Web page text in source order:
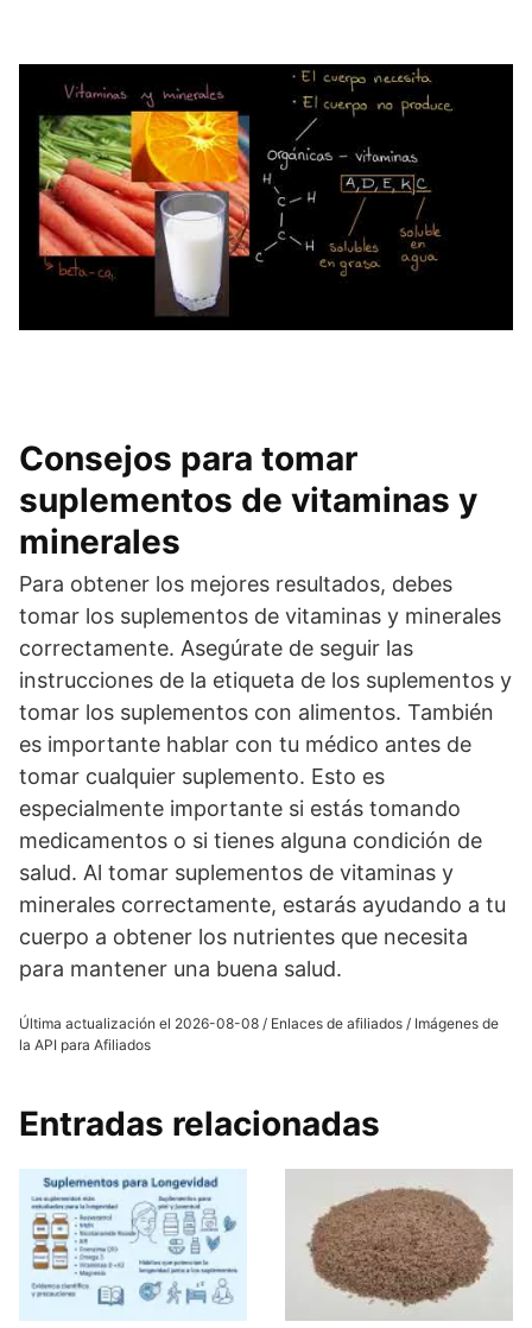
Consejos para tomar
suplementos de vitaminas y
minerales
Para obtener los mejores resultados, debes
tomar los suplementos de vitaminas y minerales
correctamente. Asegúrate de seguir las
instrucciones de la etiqueta de los suplementos y
tomar los suplementos con alimentos. También
es importante hablar con tu médico antes de
tomar cualquier suplemento. Esto es
especialmente importante si estás tomando
medicamentos o si tienes alguna condición de
salud. Al tomar suplementos de vitaminas y
minerales correctamente, estarás ayudando a tu
cuerpo a obtener los nutrientes que necesita
para mantener una buena salud.
Última actualización el 2026-08-08 / Enlaces de afiliados / Imágenes de
la API para Afiliados
Entradas relacionadas